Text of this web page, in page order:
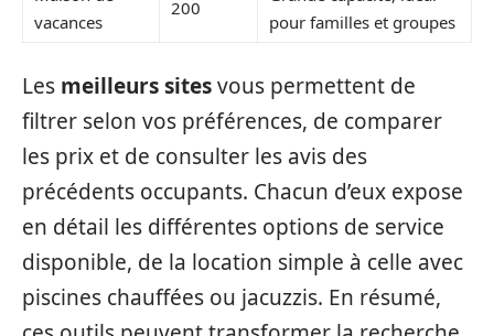
vacances
200
pour familles et groupes
Les meilleurs sitesvous permettent de
filtrer selon vos préférences, de comparer
les prix et de consulter les avis des
précédents occupants. Chacun d’eux expose
en détail les différentes options de service
disponible, de la location simple à celle avec
piscines chauffées ou jacuzzis. En résumé,